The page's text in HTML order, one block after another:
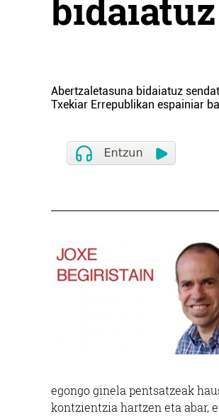
Abertzaletasuna bidaiatuz
Txekiar Errepublikan espainiar
egongo ginela pentsatzeak
kontzientzia hartzen eta abar,